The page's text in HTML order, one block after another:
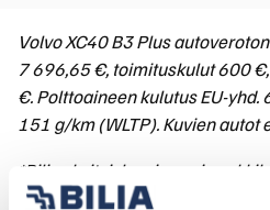
Volvo XC40 B3 Plus
7 696,65 €, toimituskulut 600
€. Polttoaineen kulutus EU-yhd.
151 g/km (WLTP). Kuvien autot
*Bilia yksityisleasing
Käsiraha 0 €. Sopimus